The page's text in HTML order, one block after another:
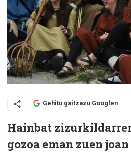
Gehitu gaitzazu Googlen
Hainbat
gozoa eman zuen joan